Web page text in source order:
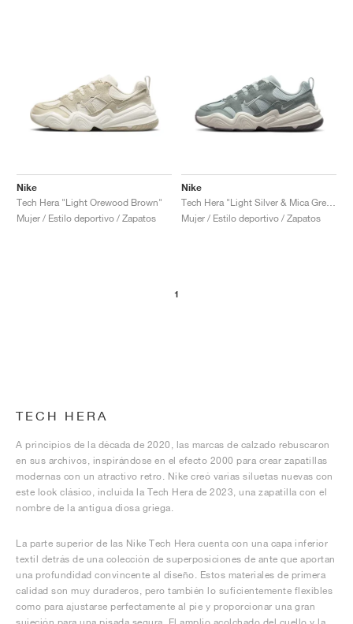
Nike
Tech Hera "Light Orewood Brown"
Mujer / Estilo deportivo / Zapatos
Nike
Mujer / Estilo deportivo / Zapatos
1
TECH HERA
A principios de la década de 2020, las marcas de calzado rebuscaron
en sus archivos, inspirándose en el efecto 2000 para crear zapatillas
modernas con un atractivo retro. Nike creó varias siluetas nuevas con
este look clásico, incluida la Tech Hera de 2023, una zapatilla con el
nombre de la antigua diosa griega.
La parte superior de las Nike Tech Hera cuenta con una capa inferior
textil detrás de una colección de superposiciones de ante que aportan
una profundidad convincente al diseño. Estos materiales de primera
calidad son muy duraderos, pero también lo suficientemente flexibles
como para ajustarse perfectamente al pie y proporcionar una gran